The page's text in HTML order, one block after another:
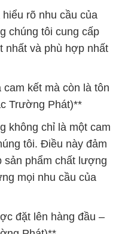
rõ nhu cầu của
chúng tôi cung cấp
nhất và phù hợp nhất
kết mà còn là tôn
Trường Phát)**
không chỉ là một cam
tôi. Điều này đảm
sản phẩm chất lượng
mọi nhu cầu của
đặt lên hàng đầu –